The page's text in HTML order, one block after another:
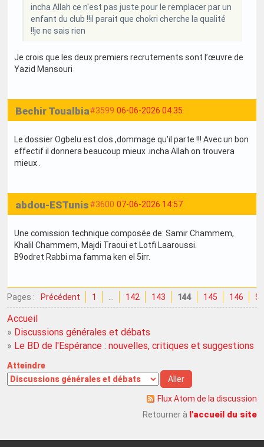
incha Allah ce n'est pas juste pour le remplacer par un
enfant du club !!il parait que chokri cherche la qualité
!!je ne sais rien
Je crois que les deux premiers recrutements sont l’œuvre de
Yazid Mansouri
#3599 06-06-2026 04:35
Bechir Toualbia
Le dossier Ogbelu est clos ,dommage qu'il parte !!! Avec un bon
effectif il donnera beaucoup mieux .incha Allah on trouvera
mieux .
#3600 07-06-2026 14:57
abdou-ESTunis
Une comission technique composée de: Samir Chammem,
Khalil Chammem, Majdi Traoui et Lotfi Laaroussi.
B9odret Rabbi ma famma ken el 5irr.
Pages : Précédent 1 … 142 143 144 145 146
Accueil
» Discussions générales et débats
» Le BD de l'Espérance : nouvelles, critiques et suggestions
Atteindre
Flux Atom de la discussion
Retourner à l'accueil du site